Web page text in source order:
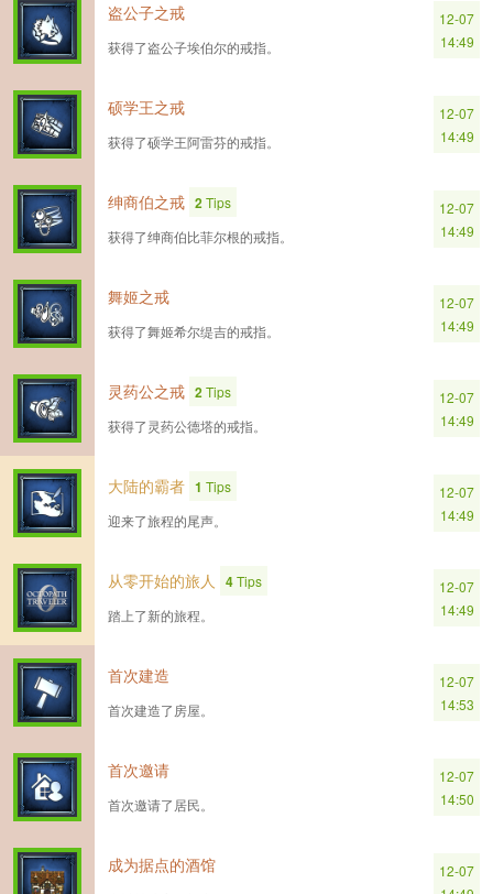
盗公子之戒
获得了盗公子埃伯尔的戒指。
12-07
14:49
硕学王之戒
获得了硕学王阿雷芬的戒指。
12-07
14:49
绅商伯之戒 2Tips
获得了绅商伯比菲尔根的戒指。
12-07
14:49
舞姬之戒
获得了舞姬希尔缇吉的戒指。
12-07
14:49
灵药公之戒 2Tips
获得了灵药公德塔的戒指。
12-07
14:49
大陆的霸者 1 Tips
迎来了旅程的尾声。
12-07
14:49
从零开始的旅人 4Tips
踏上了新的旅程。
12-07
14:49
首次建造
首次建造了房屋。
12-07
14:53
首次邀请
首次邀请了居民。
12-07
14:50
成为据点的酒馆
12-07